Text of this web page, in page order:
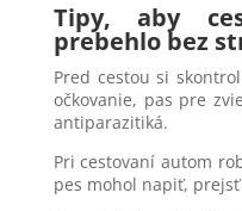
Tipy, aby
prebehlo bez
Pred cestou si
očkovanie, pas pre
antiparazitiká.
Pri cestovaní autom
pes mohol napiť,